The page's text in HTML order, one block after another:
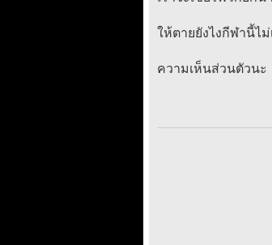
ให้ตายยังไงกีฬานี้ไ
ความเห็นส่วนตัวนะ